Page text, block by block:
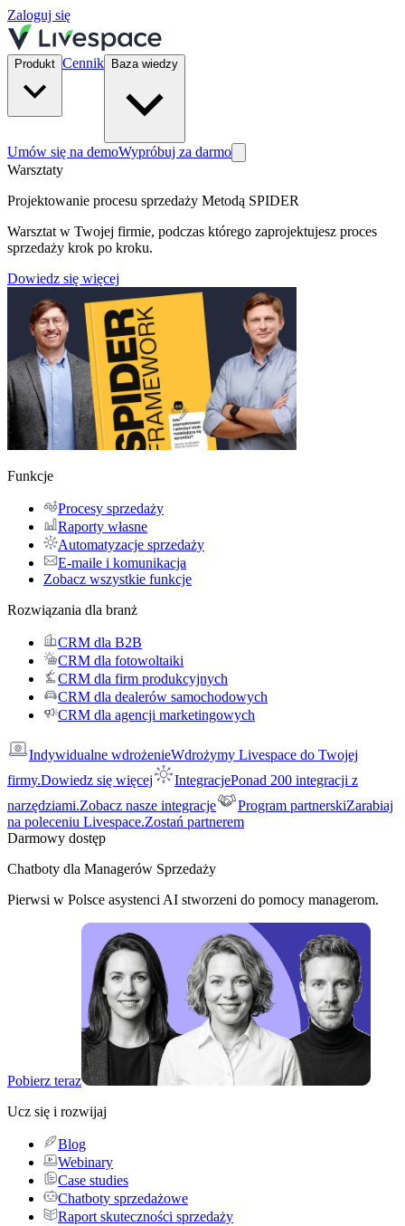
Zaloguj się
Produkt Cennik Baza wiedzy
Umów się na demoWypróbuj za darmo
Warsztaty
Projektowanie procesu sprzedaży Metodą SPIDER
Warsztat w Twojej firmie, podczas którego zaprojektujesz proces
sprzedaży krok po kroku.
Dowiedz się więcej
Funkcje
Procesy sprzedaży
Raporty własne
Automatyzacje sprzedaży
E-maile i komunikacja
Zobacz wszystkie funkcje
Rozwiązania dla branż
CRM dla B2B
CRM dla fotowoltaiki
CRM dla firm produkcyjnych
CRM dla dealerów samochodowych
CRM dla agencji marketingowych
Indywidualne wdrożenieWdrożymy Livespace do Twojej
firmy.Dowiedz się więcej IntegracjePonad 200 integracji z
narzędziami.Zobacz nasze integracje Program partnerskiZarabiaj
na poleceniu Livespace.Zostań partnerem
Darmowy dostęp
Chatboty dla Managerów Sprzedaży
Pierwsi w Polsce asystenci AI stworzeni do pomocy managerom.
Pobierz teraz
Ucz się i rozwijaj
Blog
Webinary
Case studies
Chatboty sprzedażowe
Raport skuteczności sprzedaży